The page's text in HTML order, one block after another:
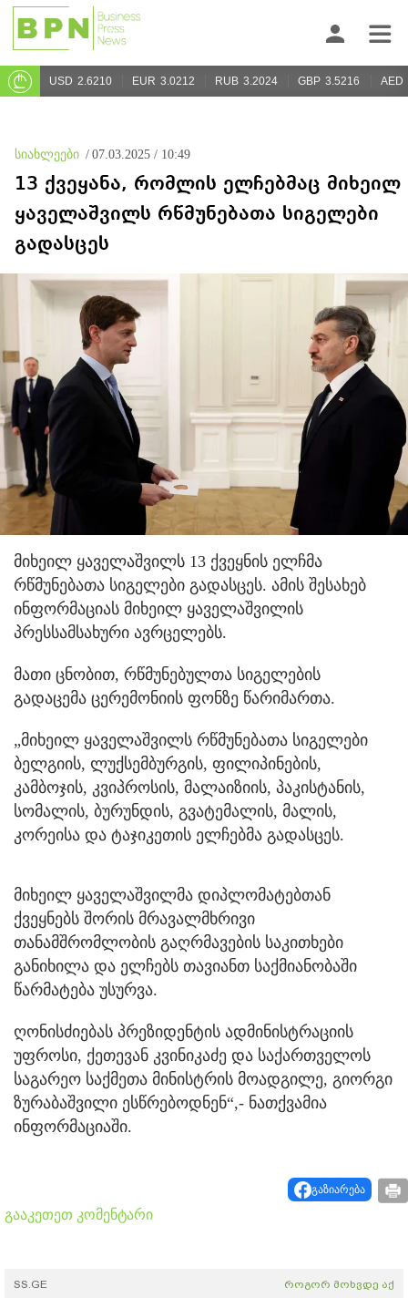
USD 2.6210 EUR 3.0212 RUB 3.2024 GBP 3.5216 AED
სიახლეები / 07.03.2025 / 10:49
13 ქვეყანა, რომლის ელჩებმაც მიხეილ
ყაველაშვილს რწმუნებათა სიგელები
გადასცეს
მიხეილ ყაველაშვილს 13 ქვეყნის ელჩმა
რწმუნებათა სიგელები გადასცეს. ამის შესახებ
ინფორმაციას მიხეილ ყაველაშვილის
პრესსამსახური ავრცელებს.
მათი ცნობით, რწმუნებულთა სიგელების
გადაცემა ცერემონიის ფონზე წარიმართა.
„მიხეილ ყაველაშვილს რწმუნებათა სიგელები
ბელგიის, ლუქსემბურგის, ფილიპინების,
კამბოჯის, კვიპროსის, მალაიზიის, პაკისტანის,
სომალის, ბურუნდის, გვატემალის, მალის,
კორეისა და ტაჯიკეთის ელჩებმა გადასცეს.
მიხეილ ყაველაშვილმა დიპლომატებთან
ქვეყნებს შორის მრავალმხრივი
თანამშრომლობის გაღრმავების საკითხები
განიხილა და ელჩებს თავიანთ საქმიანობაში
წარმატება უსურვა.
ღონისძიებას პრეზიდენტის ადმინისტრაციის
უფროსი, ქეთევან კვინიკაძე და საქართველოს
საგარეო საქმეთა მინისტრის მოადგილე, გიორგი
ზურაბაშვილი ესწრებოდნენ“,- ნათქვამია
ინფორმაციაში.
გაზიარება
გააკეთეთ კომენტარი
SS.GE როგორ მოხვდე აქ